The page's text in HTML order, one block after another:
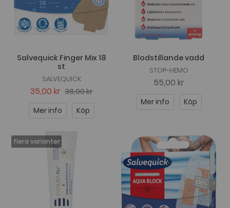
Salvequick Finger Mix 18
st
SALVEQUICK
35,00 kr 38,00 kr
Mer info
Köp
Blodstillande vadd
STOP-HEMO
55,00 kr
Mer info Köp